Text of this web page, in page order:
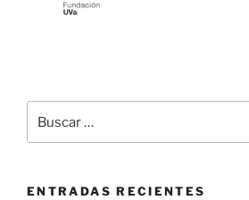
por:
ENTRADAS RECIENTES